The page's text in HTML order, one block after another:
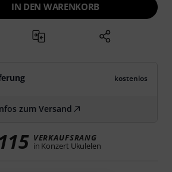
IN DEN WARENKORB
kostenlos
zum Versand
115 VERKAUFSRANG
in Konzert Ukulelen